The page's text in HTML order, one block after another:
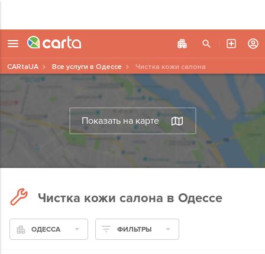
Показать на карте
CARtaUA Все услуги в Одессе Чистка кожи салона
Чистка кожи салона в Одессе
ОДЕССА ФИЛЬТРЫ